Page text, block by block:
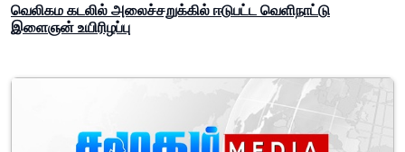
வெலிகம கடலில் அலைச்சறுக்கில் ஈடுபட்ட வெளிநாட்டு
இளைஞன் உயிரிழப்பு